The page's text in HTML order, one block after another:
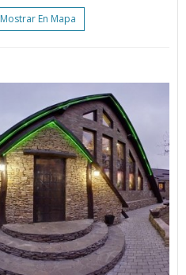
Mostrar En Mapa